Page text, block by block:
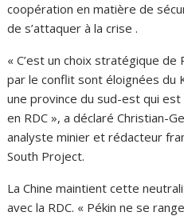
coopération en matière de
de s’attaquer à la crise .
« C’est un choix stratégique
par le conflit sont éloignées du
une province du sud-est qui
en RDC », a déclaré Christian-
analyste minier et rédacteur
South Project.
La Chine maintient cette
avec la RDC. « Pékin ne se